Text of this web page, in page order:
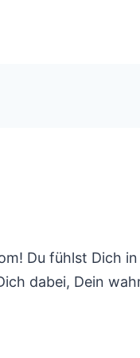
Du fühlst Dich
dabei, Dein